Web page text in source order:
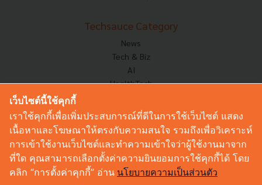
Techsauce Category
News
Tech & Biz
AI
HealthTech
Corp Innov
Saucy Thoughts
Sustainable
Videos
Podcast
เว็บไซต์นี้ใช้คุกกี้
เราใช้คุกกี้เพื่อเพิ่มประสบการณ์ที่ดีในการใช้เว็บไซต์ แสดง
เนื้อหาและโฆษณาให้ตรงกับความสนใจ รวมถึงเพื่อวิเคราะห์
การเข้าใช้งานเว็บไซต์และทำความเข้าใจว่าผู้ใช้งานมาจาก
ที่ใด คุณสามารถเลือกตั้งค่าความยินยอมการใช้คุกกี้ได้ โดย
คลิก “การตั้งค่าคุกกี้” อ่าน นโยบายความเป็นส่วนตัว